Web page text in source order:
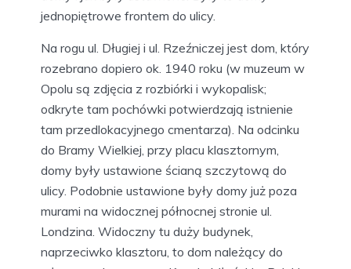
jednopiętrowe frontem do ulicy.
Na rogu ul. Długiej i ul. Rzeźniczej jest dom, który
rozebrano dopiero ok. 1940 roku (w muzeum w
Opolu są zdjęcia z rozbiórki i wykopalisk;
odkryte tam pochówki potwierdzają istnienie
tam przedlokacyjnego cmentarza). Na odcinku
do Bramy Wielkiej, przy placu klasztornym,
domy były ustawione ścianą szczytową do
ulicy. Podobnie ustawione były domy już poza
murami na widocznej północnej stronie ul.
Londzina. Widoczny tu duży budynek,
naprzeciwko klasztoru, to dom należący do